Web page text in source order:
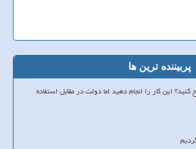
پربیننده ترین ها
این کار را انجام دهید اما دولت در مقابل استفاده